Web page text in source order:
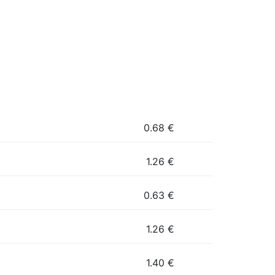
0.68 €
1.26 €
0.63 €
1.26 €
1.40 €